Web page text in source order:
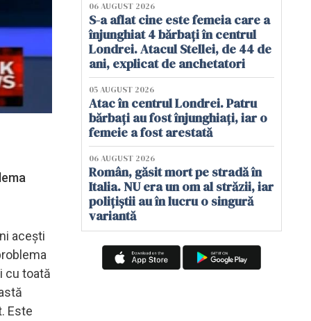
acești
cu toată
Este
06 AUGUST 2026
S-a aflat cine este femeia care a
înjunghiat 4 bărbați în centrul
Londrei. Atacul Stellei, de 44 de
ani, explicat de anchetatori
05 AUGUST 2026
Atac în centrul Londrei. Patru
bărbați au fost înjunghiați, iar o
femeie a fost arestată
06 AUGUST 2026
Român, găsit mort pe stradă în
Italia. NU era un om al străzii, iar
polițiștii au în lucru o singură
variantă